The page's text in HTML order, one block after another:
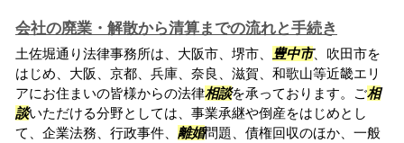
会社の廃業・解散から清算までの流れと手続き
土佐堀通り法律事務所は、大阪市、堺市、 豊中市、吹田市を
はじめ、大阪、京都、兵庫、奈良、滋賀、和歌山等近畿エリ
アにお住まいの皆様からの法律相談を承っております。ご相
談いただける分野としては、事業承継や倒産をはじめとし
て、企業法務、行政事件、 離婚問題、債権回収のほか、一般